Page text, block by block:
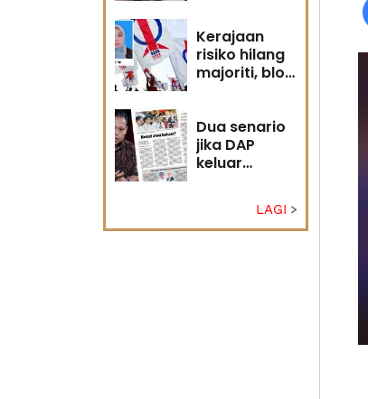
Kerajaan
risiko hilang
majoriti, blok
semula
Dua senario
jika DAP
keluar
LAGI